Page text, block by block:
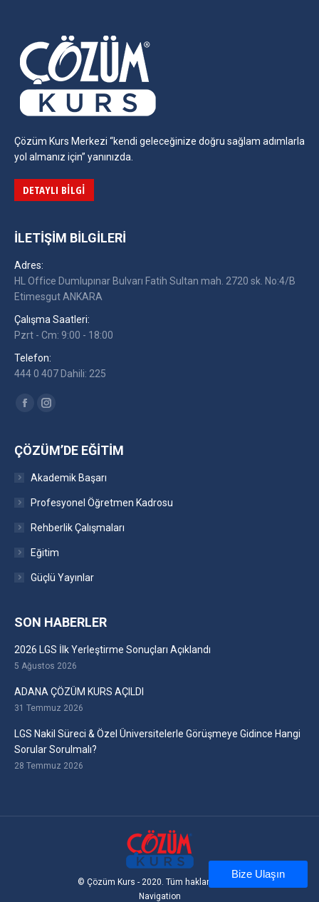
Çözüm Kurs Merkezi “kendi geleceğinize doğru sağlam adımlarla
yol almanız için” yanınızda.
DETAYLI BILGI
İLETIŞIM BILGILERI
Adres:
HL Office Dumlupınar Bulvarı Fatih Sultan mah. 2720 sk. No:4/B
Etimesgut ANKARA
Çalışma Saatleri:
Pzrt - Cm: 9:00 - 18:00
Telefon:
444 0 407 Dahili: 225
Find us on:
FacebookInstagram
ÇÖZÜM’DE EĞITIM
Akademik Başarı
Profesyonel Öğretmen Kadrosu
Rehberlik Çalışmaları
Eğitim
Güçlü Yayınlar
SON HABERLER
2026 LGS İlk Yerleştirme Sonuçları Açıklandı
5 Ağustos 2026
ADANA ÇÖZÜM KURS AÇILDI
31 Temmuz 2026
LGS Nakil Süreci & Özel Üniversitelerle Görüşmeye Gidince Hangi
Sorular Sorulmalı?
28 Temmuz 2026
© Çözüm Kurs - 2020. Tüm hakları saklıdır
Navigation
Bize Ulaşın